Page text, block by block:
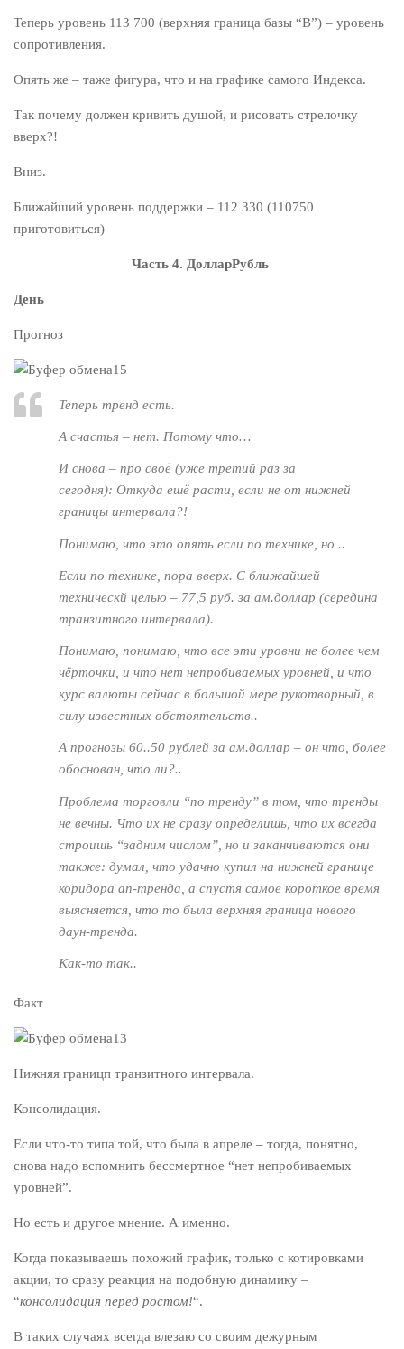
Теперь уровень 113 700 (верхняя граница базы “В”) – уровень
сопротивления.
Опять же – таже фигура, что и на графике самого Индекса.
Так почему должен кривить душой, и рисовать стрелочку
вверх?!
Вниз.
Ближайший уровень поддержки – 112 330 (110750
приготовиться)
Часть 4. ДолларРубль
День
Прогноз
Теперь тренд есть.
А счастья – нет. Потому что…
И снова – про своё (уже третий раз за
сегодня): Откуда ешё расти, если не от нижней
границы интервала?!
Понимаю, что это опять если по технике , но ..
Если по технике, пора вверх. С ближайшей
техническй целью – 77,5 руб. за ам.доллар (середина
транзитного интервала).
Понимаю, понимаю, что все эти уровни не более чем
чёрточки, и что нет непробиваемых уровней, и что
курс валюты сейчас в большой мере рукотворный, в
силу известных обстоятельств..
А прогнозы 60..50 рублей за ам.доллар – он что, более
обоснован, что ли?..
Проблема торговли “по тренду” в том, что тренды
не вечны. Что их не сразу определишь, что их всегда
строишь “задним числом”, но и заканчиваются они
также: думал, что удачно купил на нижней границе
коридора ап-тренда, а спустя самое короткое время
выясняется, что то была верхняя граница нового
даун-тренда.
Как-то так..
Факт
Нижняя границп транзитного интервала.
Консолидация.
Если что-то типа той, что была в апреле – тогда, понятно,
снова надо вспомнить бессмертное “нет непробиваемых
уровней”.
Но есть и другое мнение. А именно.
Когда показываешь похожий график, только с котировками
акции, то сразу реакция на подобную динамику –
“консолидация перед ростом!“.
В таких случаях всегда влезаю со своим дежурным